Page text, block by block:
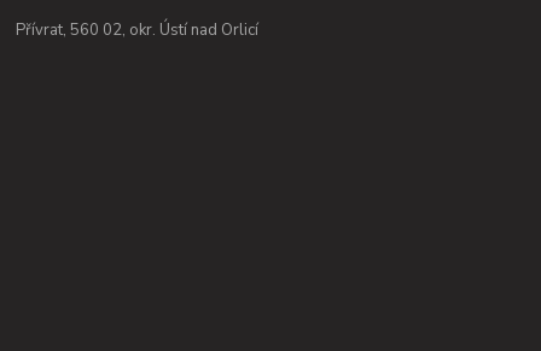
Přívrat, 560 02, okr. Ústí nad Orlicí